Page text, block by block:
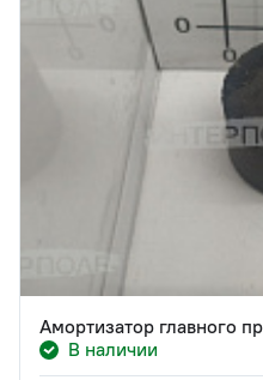
Амортизатор главного
В наличии